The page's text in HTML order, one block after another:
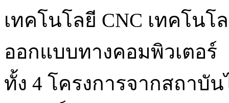
เทคโนโลยี CNC เทคโน
ออกแบบทางคอมพิวเตอร์
ทั้ง 4 โครงการจากสถาบั